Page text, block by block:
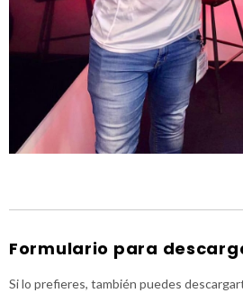
Formulario para
Si lo prefieres, también puedes